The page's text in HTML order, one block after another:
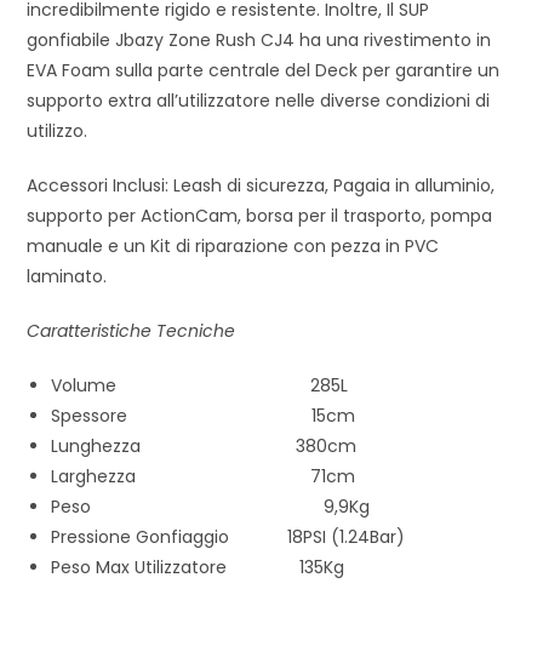
incredibilmente rigido e resistente. Inoltre, Il SUP
gonfiabile Jbazy Zone Rush CJ4 ha una rivestimento in
EVA Foam sulla parte centrale del Deck per garantire un
supporto extra all’utilizzatore nelle diverse condizioni di
utilizzo.
Accessori Inclusi: Leash di sicurezza, Pagaia in alluminio,
supporto per ActionCam, borsa per il trasporto, pompa
manuale e un Kit di riparazione con pezza in PVC
laminato.
Caratteristiche Tecniche
Volume 285L
Spessore 15cm
Lunghezza 380cm
Larghezza 71cm
Peso 9,9Kg
Pressione Gonfiaggio 18PSI (1.24Bar)
Peso Max Utilizzatore 135Kg